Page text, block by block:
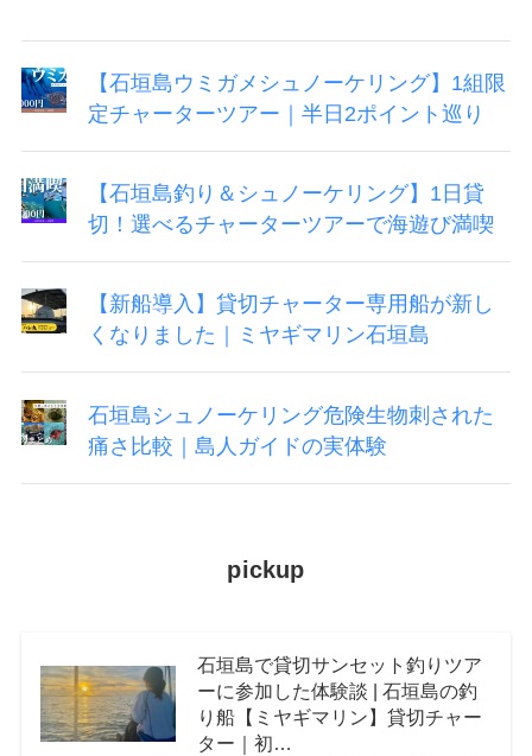
【石垣島ウミガメシュノーケリング】1組限
定チャーターツアー｜半日2ポイント巡り
【石垣島釣り＆シュノーケリング】1日貸
切！選べるチャーターツアーで海遊び満喫
【新船導入】貸切チャーター専用船が新し
くなりました｜ミヤギマリン石垣島
石垣島シュノーケリング危険生物刺された
痛さ比較｜島人ガイドの実体験
pickup
石垣島で貸切サンセット釣りツア
ーに参加した体験談 | 石垣島の釣
り船【ミヤギマリン】貸切チャー
ター｜初…